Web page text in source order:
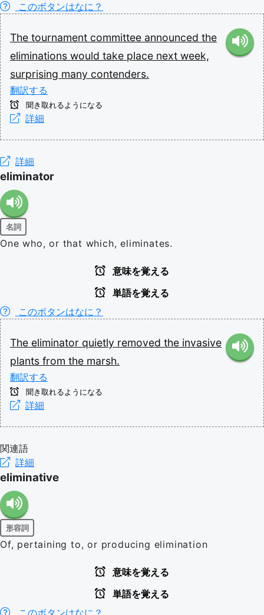
このボタンはなに？
The tournament committee announced the
eliminations would take place next week,
surprising many contenders.
翻訳する
聞き取れるようになる
詳細
詳細
eliminator
名詞
One who, or that which, eliminates.
意味を覚える
単語を覚える
このボタンはなに？
The eliminator quietly removed the invasive
plants from the marsh.
翻訳する
聞き取れるようになる
詳細
関連語
詳細
eliminative
形容詞
Of, pertaining to, or producing elimination
意味を覚える
単語を覚える
このボタンはなに？